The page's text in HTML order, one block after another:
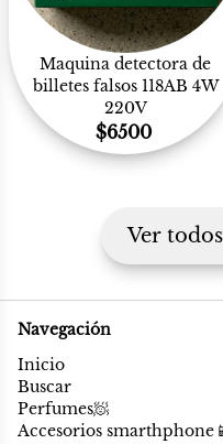
Maquina detectora de
billetes falsos 118AB 4W
220V
$6500
Ver
Navegación
Inicio
Buscar
Perfumes🧖
Accesorios smarthphone📱